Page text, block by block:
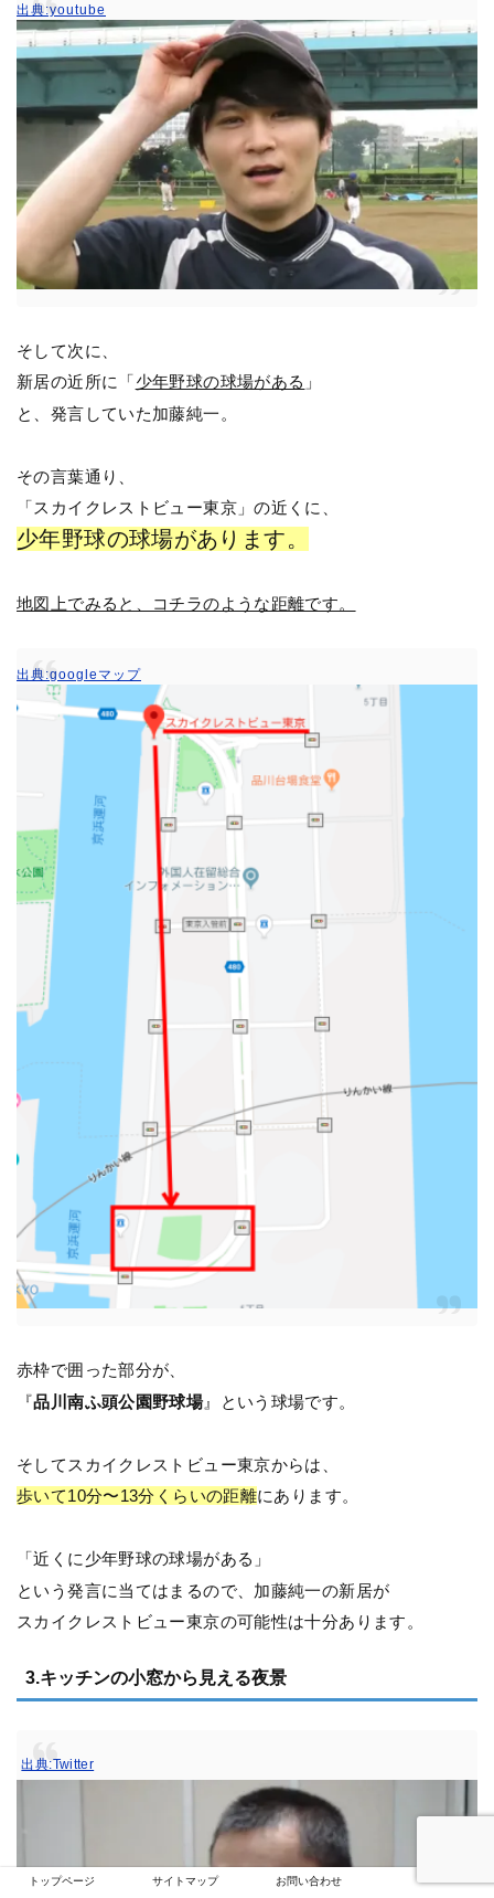
出典:youtube
そして次に、
新居の近所に「少年野球の球場がある 」
と、発言していた加藤純一。
その言葉通り、
「スカイクレストビュー東京」の近くに、
少年野球の球場があります。
地図上でみると、コチラのような距離です。
出典:googleマップ
赤枠で囲った部分が、
『品川南ふ頭公園野球場』という球場です。
そしてスカイクレストビュー東京からは、
歩いて10分〜13分くらいの距離にあります。
「近くに少年野球の球場がある」
という発言に当てはまるので、加藤純一の新居が
スカイクレストビュー東京の可能性は十分あります。
3.キッチンの小窓から見える夜景
出典:Twitter
トップページ サイトマップ お問い合わせ